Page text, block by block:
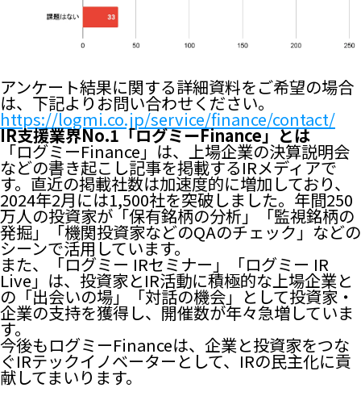
アンケート結果に関する詳細資料をご希望の場合
は、下記よりお問い合わせください。
https://logmi.co.jp/service/finance/contact/
IR支援業界No.1「ログミーFinance」とは
「ログミーFinance」は、上場企業の決算説明会
などの書き起こし記事を掲載するIRメディアで
す。直近の掲載社数は加速度的に増加しており、
2024年2月には1,500社を突破しました。年間250
万人の投資家が「保有銘柄の分析」「監視銘柄の
発掘」「機関投資家などのQAのチェック」などの
シーンで活用しています。
また、「ログミー IRセミナー」「ログミー IR
Live」は、投資家とIR活動に積極的な上場企業と
の「出会いの場」「対話の機会」として投資家・
企業の支持を獲得し、開催数が年々急増していま
す。
今後もログミーFinanceは、企業と投資家をつな
ぐIRテックイノベーターとして、IRの民主化に貢
献してまいります。